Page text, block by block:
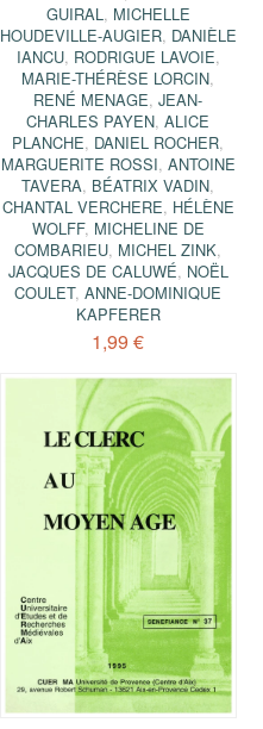
GUIRAL, MICHELLE
HOUDEVILLE-AUGIER, DANIÈLE
IANCU, RODRIGUE LAVOIE,
MARIE-THÉRÈSE LORCIN,
RENÉ MENAGE,JEAN-
CHARLES PAYEN,ALICE
PLANCHE, DANIEL ROCHER,
MARGUERITE ROSSI, ANTOINE
TAVERA, BÉATRIX VADIN,
CHANTAL VERCHERE, HÉLÈNE
WOLFF, MICHELINE DE
COMBARIEU, MICHEL ZINK,
JACQUES DE CALUWÉ, NOËL
COULET,ANNE-DOMINIQUE
KAPFERER
1,99 €